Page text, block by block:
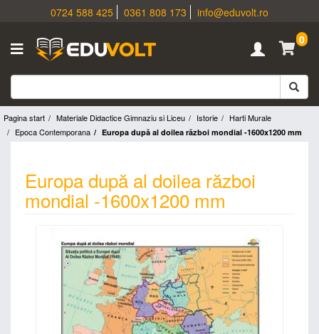
0724 588 425 0361 808 173
info@eduvolt.ro
0
Pagina start Materiale Didactice Gimnaziu si Liceu Istorie
Harti Murale
Epoca Contemporana
Europa după al doilea război mondial -1600x1200 mm
Europa după al doilea război
mondial -1600x1200 mm